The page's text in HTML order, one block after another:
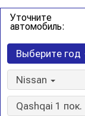
Уточните
автомобиль:
Выберите год
Nissan
Qashqai 1 пок.